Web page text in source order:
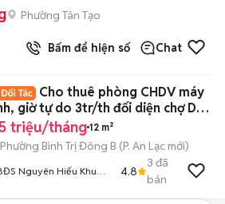
Phường Tân Tạo
Bấm để hiện số Chat
Cho thuê phòng CHDV máy
giờ tự do 3tr/th đối diện chợ Da
triệu/tháng 12 m²
Phường Bình Trị Đông B (P. An Lạc mới)
Nguyên Hiếu Khu
4.8
3 đã
bán